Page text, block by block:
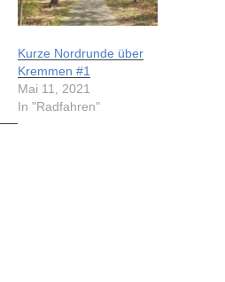
Kurze Nordrunde über
Kremmen #1
Mai 11, 2021
In "Radfahren"